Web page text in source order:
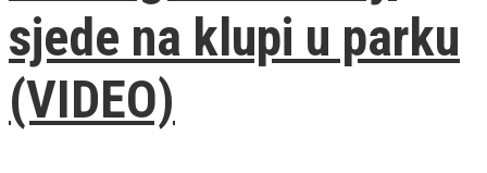
sjede na klupi u parku
(VIDEO)